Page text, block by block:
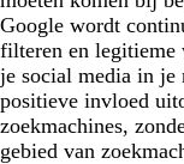
Google wordt
filteren en legitieme
je social media in je
positieve invloed
zoekmachines,
gebied van